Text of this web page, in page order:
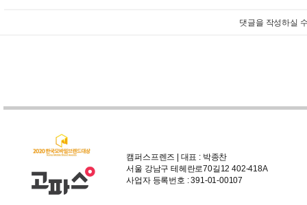
댓글을 작성하실
캠퍼스프렌즈 | 대표 : 박종찬
서울 강남구 테헤란로70길12 402-418A
사업자 등록번호 : 391-01-00107